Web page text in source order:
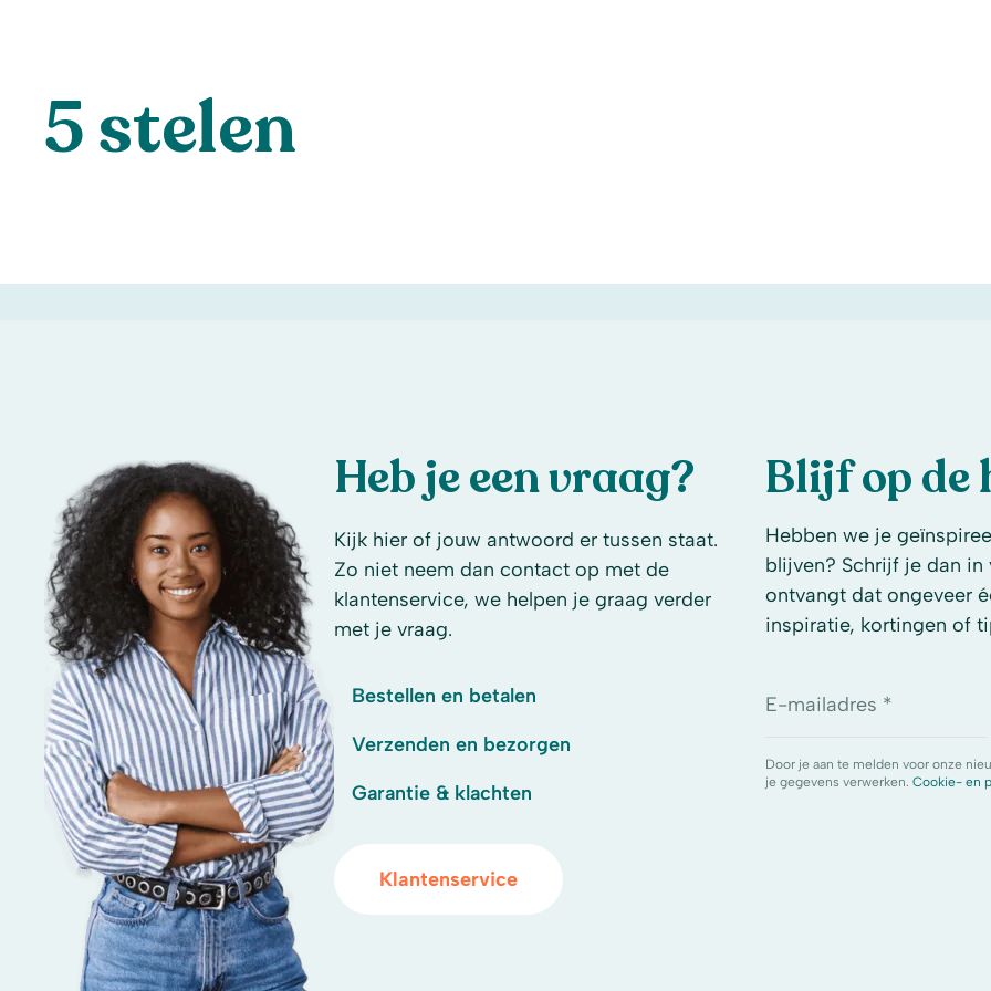
5 stelen
Heb je een vraag?
Kijk hier of jouw antwoord er tussen staat.
Zo niet neem dan contact op met de
klantenservice, we helpen je graag verder
met je vraag.
Bestellen en betalen
Verzenden en bezorgen
Garantie & klachten
Klantenservice
Blijf op de
Hebben we je
blijven? Schrijf je dan
ontvangt dat ongeveer
inspiratie, kortingen of
E-mailadres *
Door je aan te melden voor onze
je gegevens verwerken. Cookie- en